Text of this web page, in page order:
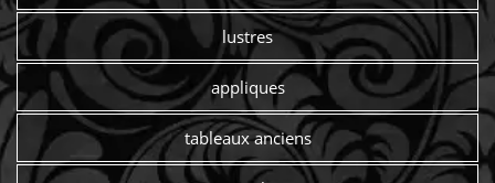
lustres
appliques
tableaux anciens